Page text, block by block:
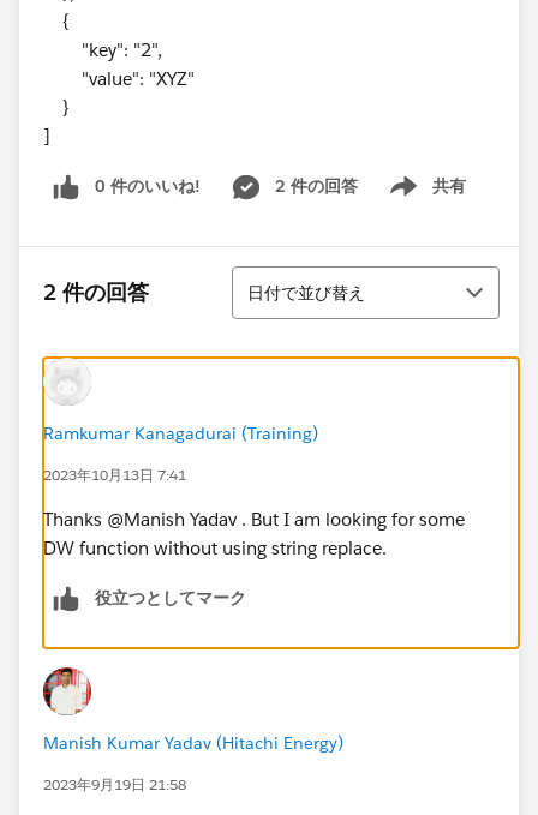
{
"key": "2",
"value": "XYZ"
}
]
0 件のいいね! 2 件の回答 共有
Show menu
2 件の回答
並び替え
日付で並び替え
Ramkumar Kanagadurai (Training)
2023年10月13日 7:41
Thanks @Manish Yadav​ . But I am looking for some
DW function without using string replace.
役立つとしてマーク
Manish Kumar Yadav (Hitachi Energy)
2023年9月19日 21:58